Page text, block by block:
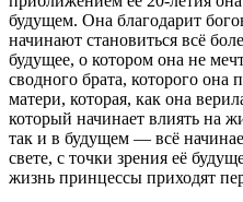
будущем. Она благодарит
начинают становиться всё
будущее, о котором она не
сводного брата, которого она
матери, которая, как она
который начинает влиять на
так и в будущем — всё
свете, с точки зрения её
жизнь принцессы приходят